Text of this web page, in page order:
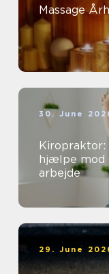
30. June
Kiropraktor:
hjælpe mod
arbejde
29. June